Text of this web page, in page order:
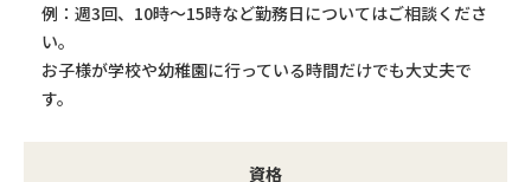
例：週3回、10時～15時など勤務日についてはご相談くださ
い。
お子様が学校や幼稚園に行っている時間だけでも大丈夫で
す。
資格